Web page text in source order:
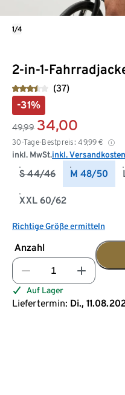
2-in-1-
(37)
-31%
49,99 34,00
30-Tage-Bestpreis: 49,99 €
inkl. MwSt.inkl. Versandkosten
S 44/46 M 48/50
XXL 60/62
Richtige Größe ermitteln
Anzahl
Auf Lager
Liefertermin: Di.,
1/4